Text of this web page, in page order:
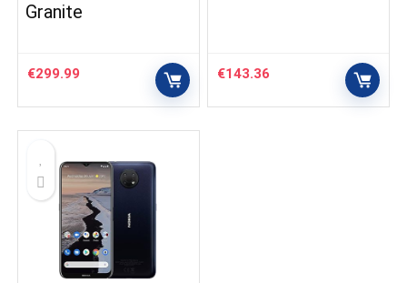
Granite
€299.99 €143.36